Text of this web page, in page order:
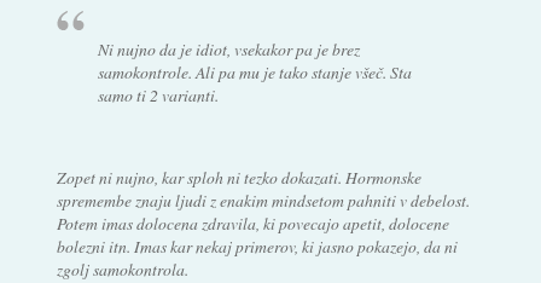
Ni nujno da je idiot, vsekakor pa je brez
samokontrole. Ali pa mu je tako stanje všeč. Sta
samo ti 2 varianti.
Zopet ni nujno, kar sploh ni tezko dokazati. Hormonske
spremembe znaju ljudi z enakim mindsetom pahniti v debelost.
Potem imas dolocena zdravila, ki povecajo apetit, dolocene
bolezni itn. Imas kar nekaj primerov, ki jasno pokazejo, da ni
zgolj samokontrola.